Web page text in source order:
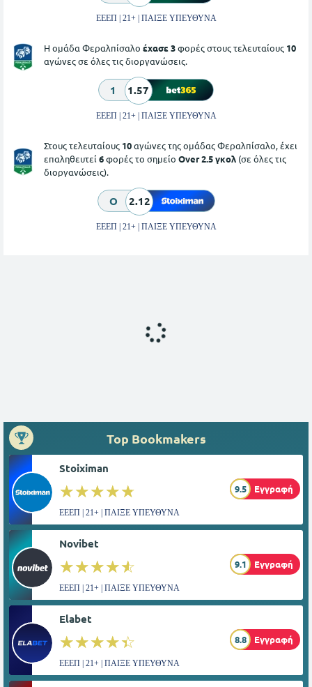
ΕΕΕΠ | 21+ | ΠΑΙΞΕ ΥΠΕΥΘΥΝΑ
Η ομάδα Φεραλπίσαλο έχασε 3φορές στους τελευταίους 10
αγώνες σε όλες τις διοργανώσεις.
1 1.57
ΕΕΕΠ | 21+ | ΠΑΙΞΕ ΥΠΕΥΘΥΝΑ
Στους τελευταίους 10αγώνες της ομάδας Φεραλπίσαλο, έχει
επαληθευτεί 6φορές το σημείο Over 2.5 γκολ (σε όλες τις
διοργανώσεις).
O 2.12
ΕΕΕΠ | 21+ | ΠΑΙΞΕ ΥΠΕΥΘΥΝΑ
Top Bookmakers
Stoiximan
☆☆☆☆☆
★★★★★ 9.5 Εγγραφή
ΕΕΕΠ | 21+ | ΠΑΙΞΕ ΥΠΕΥΘΥΝΑ
Novibet
☆☆☆☆☆
★★★★★ 9.1 Εγγραφή
ΕΕΕΠ | 21+ | ΠΑΙΞΕ ΥΠΕΥΘΥΝΑ
Elabet
☆☆☆☆☆
★★★★★ 8.8 Εγγραφή
ΕΕΕΠ | 21+ | ΠΑΙΞΕ ΥΠΕΥΘΥΝΑ